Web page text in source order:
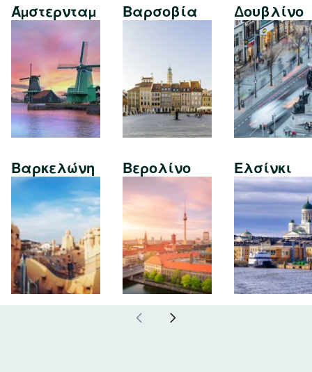
Άμστερνταμ
Βαρκελώνη
Βαρσοβία
Βερολίνο
Δουβλίνο
Ελσίνκι